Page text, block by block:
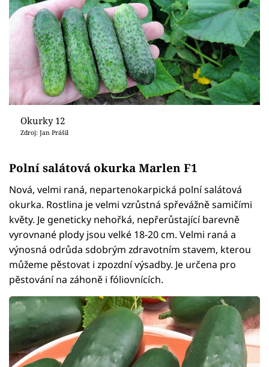
Okurky 12
Zdroj: Jan Prášil
Polní salátová okurka Marlen F1
Nová, velmi raná, nepartenokarpická polní salátová
okurka. Rostlina je velmi vzrůstná spřevážně samičími
květy. Je geneticky nehořká, nepřerůstající barevně
vyrovnané plody jsou velké 18-20 cm. Velmi raná a
výnosná odrůda sdobrým zdravotním stavem, kterou
můžeme pěstovat i zpozdní výsadby. Je určena pro
pěstování na záhoně i fóliovnících.